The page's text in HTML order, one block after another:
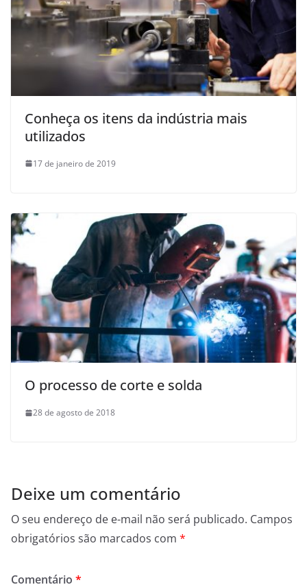
Conheça os itens da indústria mais
utilizados
17 de janeiro de 2019
O processo de corte e solda
28 de agosto de 2018
Deixe um comentário
O seu endereço de e-mail não será publicado. Campos
obrigatórios são marcados com *
Comentário *